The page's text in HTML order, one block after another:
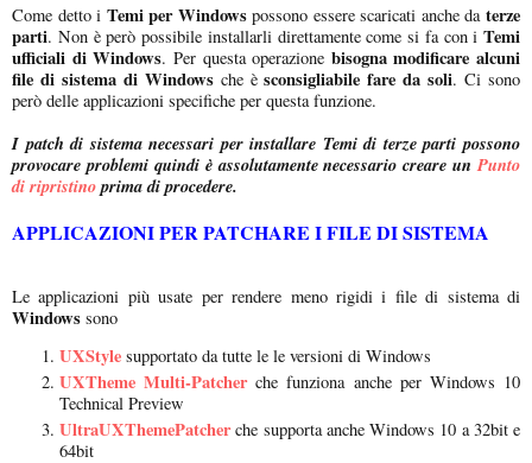
Come detto i Temi per Windowspossono essere scaricati anche daterze
parti. Non è però possibile installarli direttamente come si fa con i Temi
ufficiali di Windows. Per questa operazione bisogna modificare alcuni
file di sistema di Windowsche èsconsigliabile fare da soli. Ci sono
però delle applicazioni specifiche per questa funzione.
I patch di sistema necessari per installare Temi di terze parti possono
provocare problemi quindi è assolutamente necessario creare unPunto
di ripristinoprima di procedere.
APPLICAZIONI PER PATCHARE I FILE DI SISTEMA
Le applicazioni più usate per rendere meno rigidi i file di sistema di
Windows sono
UXStyle supportato da tutte le le versioni di Windows
UXTheme Multi-Patcherche funziona anche per Windows 10
Technical Preview
UltraUXThemePatcherche supporta anche Windows 10 a 32bit e
64bit